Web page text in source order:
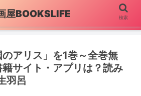
アリス」を1巻～全巻無
サイト・アプリは？読み
羽呂
屋BOOKSLIFE 検索